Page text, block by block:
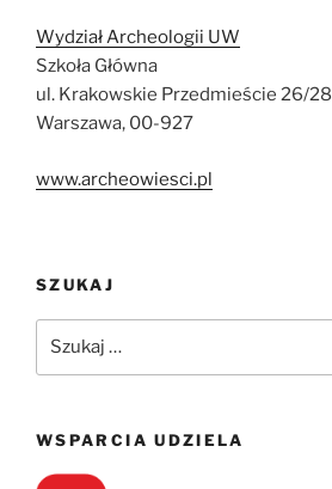
Wydział Archeologii UW
Szkoła Główna
ul. Krakowskie Przedmieście 26/28
Warszawa, 00-927
www.archeowiesci.pl
SZUKAJ
WSPARCIA UDZIELA